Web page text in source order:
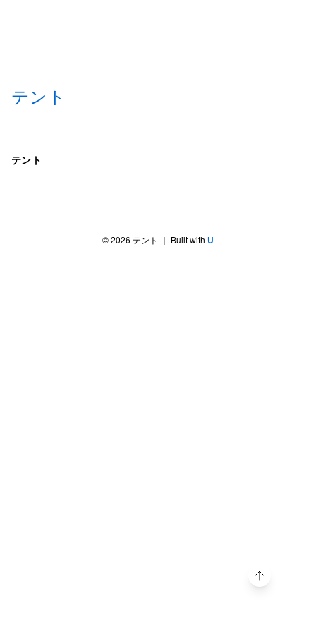
テント
テント
©2026 テント ｜ Built with U